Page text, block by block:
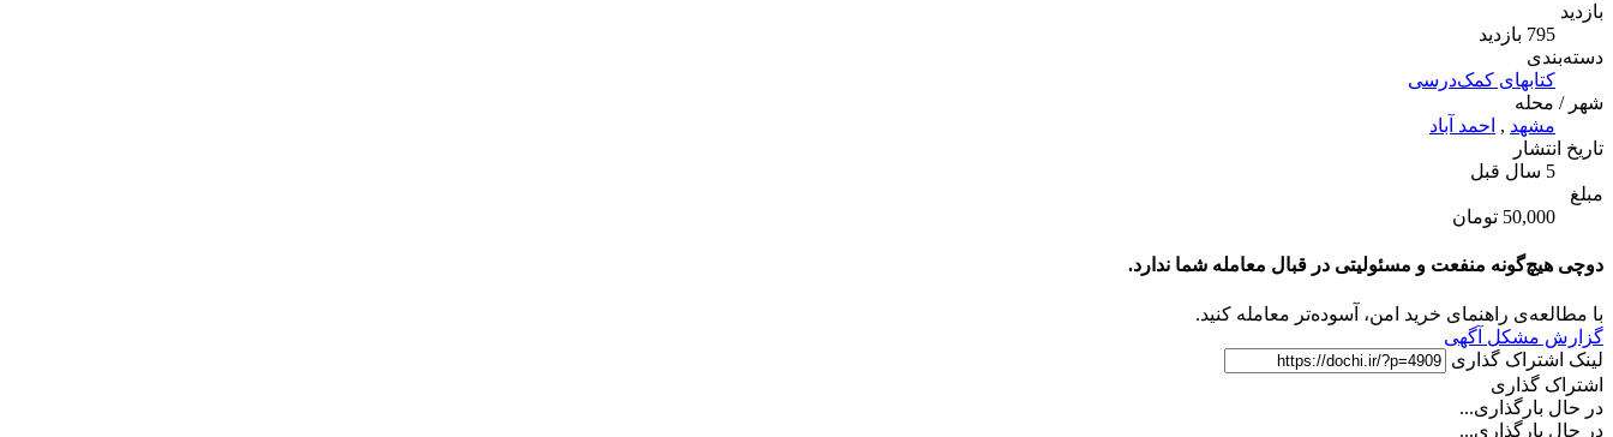
بازدید
795 بازدید
دسته‌بندی
کتابهای کمک‌درسی
شهر / محله
مشهد , احمد آباد
تاریخ انتشار
5 سال قبل
مبلغ
50,000 تومان
دوچی هیچ‌گونه منفعت و مسئولیتی در قبال معامله شما ندارد.
با مطالعه‌ی راهنمای خرید امن، آسوده‌تر معامله کنید.
گزارش مشکل آگهی
لینک اشتراک گذاری
اشتراک گذاری
در حال بارگذاری...
در حال بارگذاری...